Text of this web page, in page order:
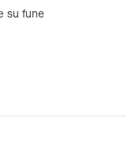
su fune